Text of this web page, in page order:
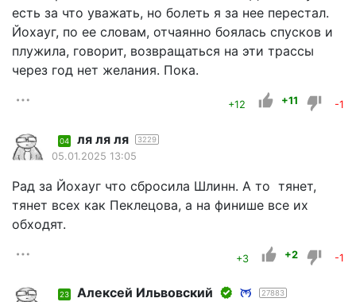
есть за что уважать, но болеть я за нее перестал.
Йохауг, по ее словам, отчаянно боялась спусков и
плужила, говорит, возвращаться на эти трассы
через год нет желания. Пока.
+12 +11 -1
04 ля ля ля 3229
05.01.2025 13:05
Рад за Йохауг что сбросила Шлинн. А то тянет,
тянет всех как Пеклецова, а на финише все их
обходят.
+3 +2 -1
23 Алексей Ильвовский 27883